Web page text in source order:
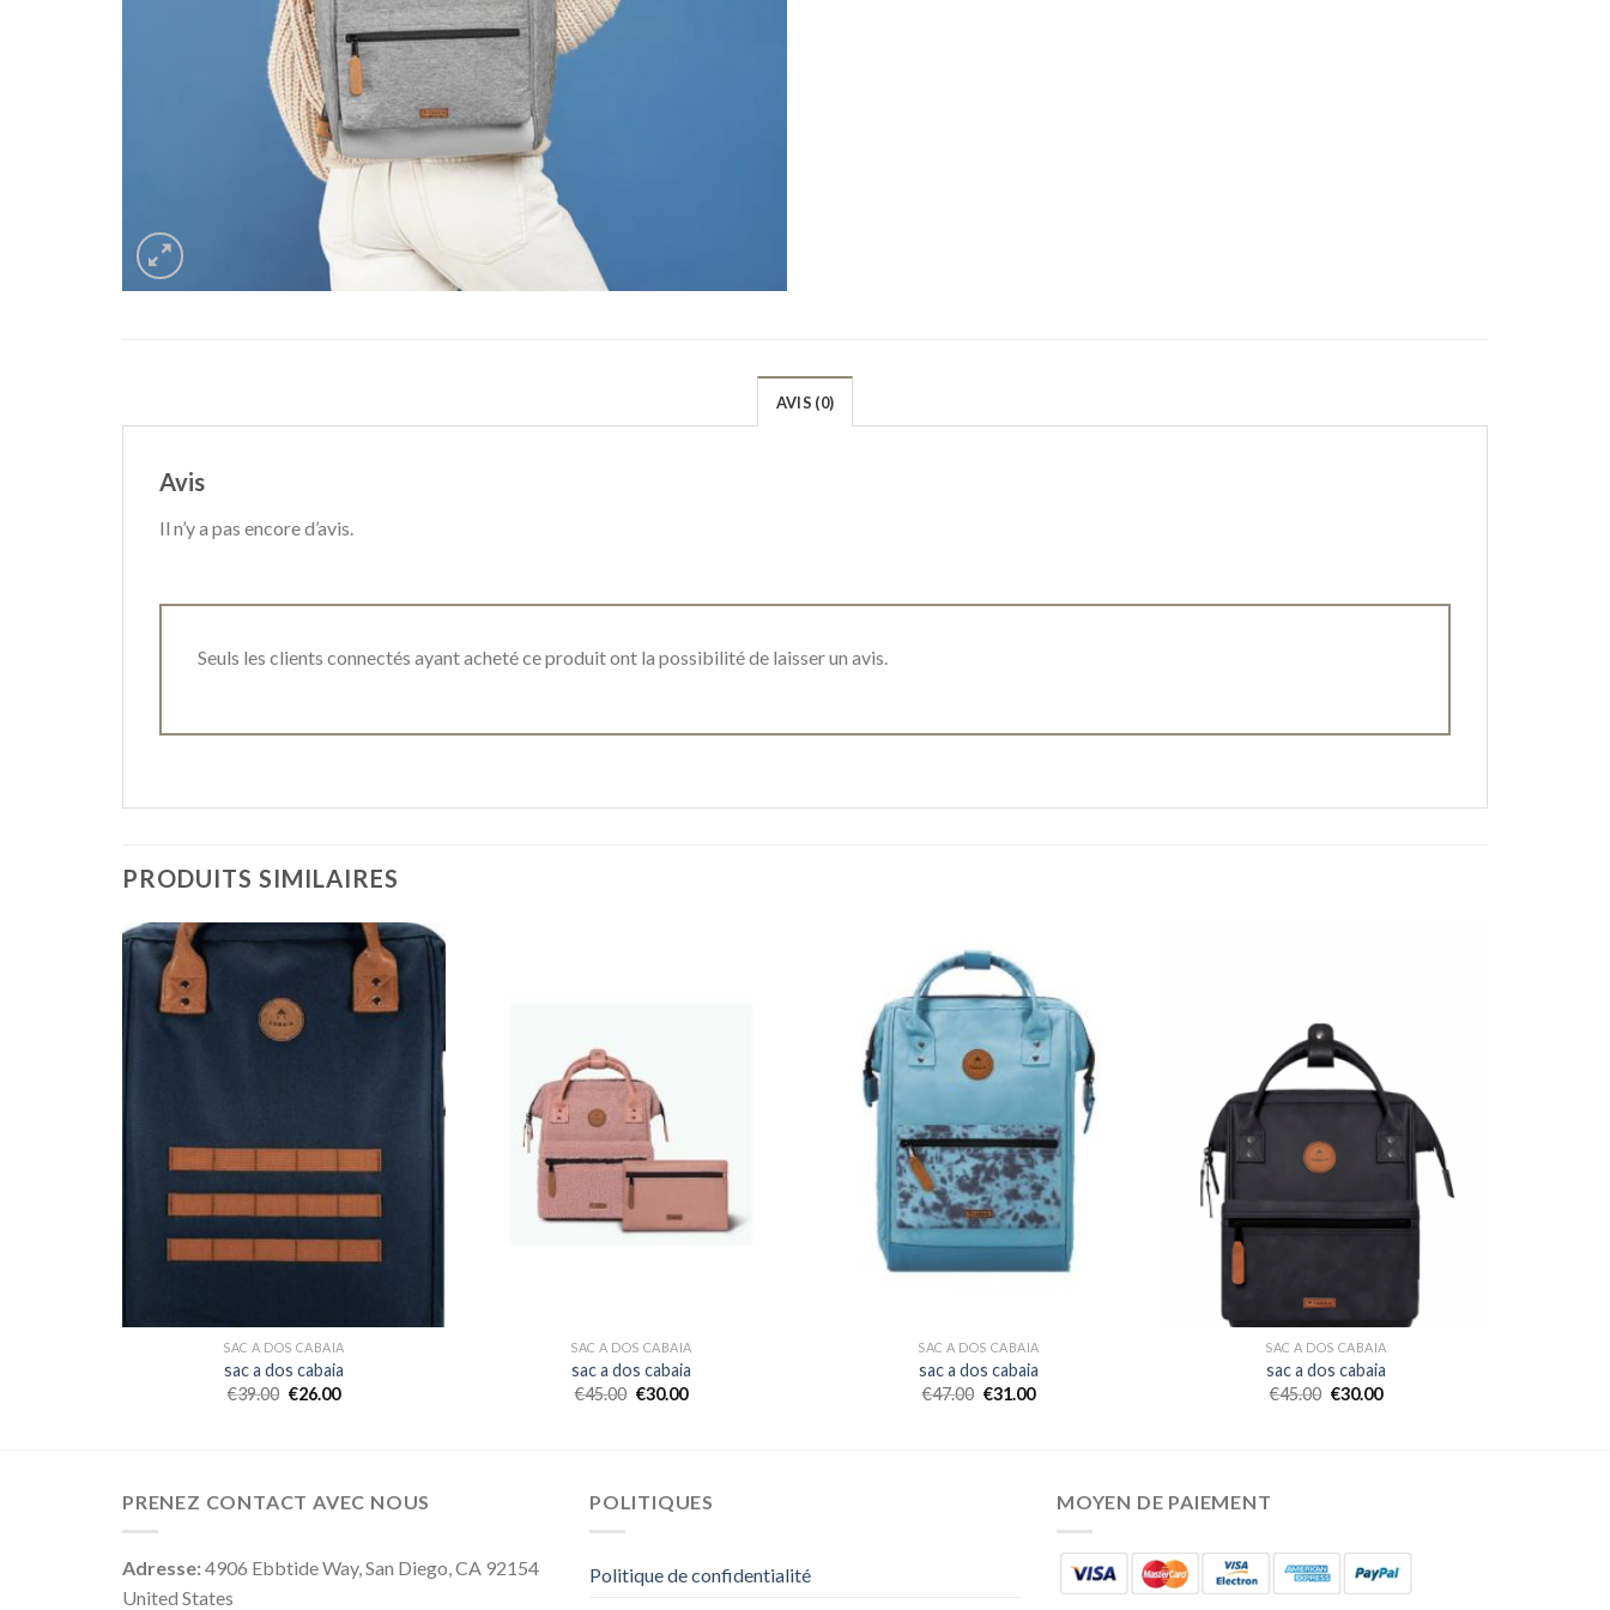
AVIS (0)
Avis
Il n’y a pas encore d’avis.
Seuls les clients connectés ayant acheté ce produit ont la possibilité de laisser un avis.
PRODUITS SIMILAIRES
SAC A DOS CABAIA
sac a dos cabaia
€39.00 €26.00
SAC A DOS CABAIA
sac a dos cabaia
€45.00 €30.00
SAC A DOS CABAIA
sac a dos cabaia
€47.00 €31.00
SAC A DOS CABAIA
sac a dos cabaia
€45.00 €30.00
PRENEZ CONTACT AVEC NOUS
Adresse:4906 Ebbtide Way, San Diego, CA 92154
United States
POLITIQUES
Politique de confidentialité
MOYEN DE PAIEMENT